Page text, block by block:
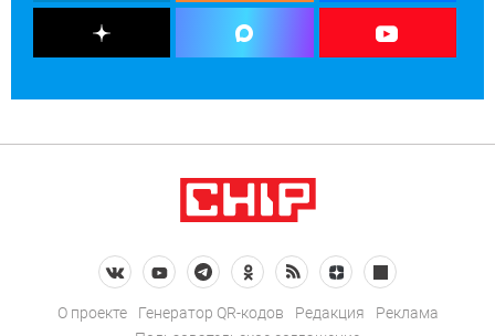
О проекте Генератор QR-кодов Редакция
Реклама